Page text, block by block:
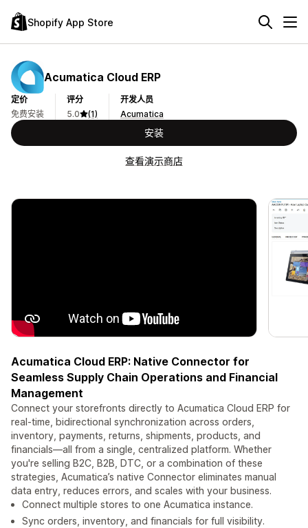
Shopify App Store
Acumatica Cloud ERP
定价
免费安装
评分
5.0
(1)
开发人员
Acumatica
安装
查看演示商店
Acumatica Cloud ERP: Native Connector for
Seamless Supply Chain Operations and Financial
Management
Connect your storefronts directly to Acumatica Cloud ERP for
real-time, bidirectional synchronization across orders,
inventory, payments, returns, shipments, products, and
financials—all from a single, centralized platform. Whether
you're selling B2C, B2B, DTC, or a combination of these
strategies, Acumatica’s native Connector eliminates manual
data entry, reduces errors, and scales with your business.
Connect multiple stores to one Acumatica instance.
Sync orders, inventory, and financials for full visibility.